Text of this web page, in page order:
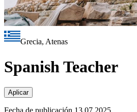
Grecia, Atenas
Spanish Teacher
Aplicar